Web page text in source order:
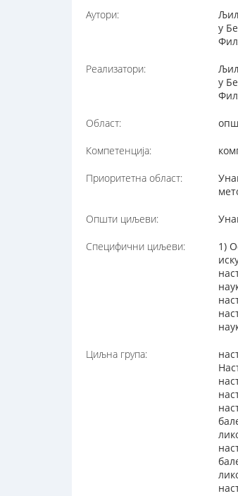
Аутори:
у
Реализатори:
у
Област:
Компетенција:
Приоритетна област:
Општи циљеви:
Специфични циљеви:
1)
Циљна група: